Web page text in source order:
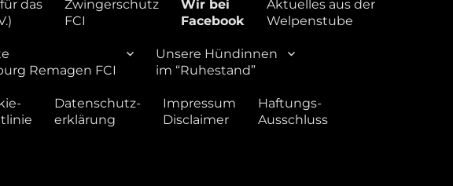
das
Zwingerschutz
FCI
Wir bei
Facebook
Aktuelles aus der
Welpenstube
Remagen FCI
Unsere Hündinnen
im “Ruhestand”
Datenschutz-
erklärung
Impressum
Disclaimer
Haftungs-
Ausschluss